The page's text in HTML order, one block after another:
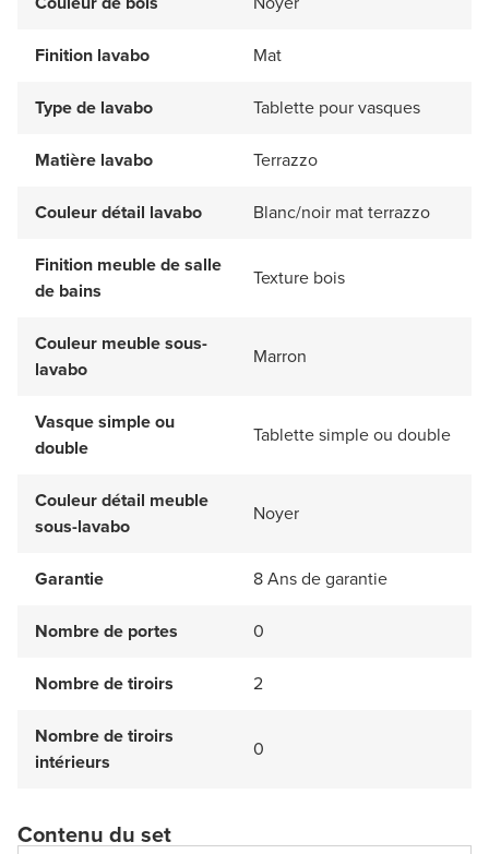
Finition lavabo Mat
Type de lavabo Tablette pour vasques
Matière lavabo Terrazzo
Couleur détail lavabo Blanc/noir mat terrazzo
Finition meuble de salle
de bains
Texture bois
Couleur meuble sous-
lavabo
Marron
Vasque simple ou
double
Tablette simple ou double
Couleur détail meuble
sous-lavabo
Noyer
Garantie 8 Ans de garantie
Nombre de portes 0
Nombre de tiroirs 2
Nombre de tiroirs
intérieurs
0
Contenu du set